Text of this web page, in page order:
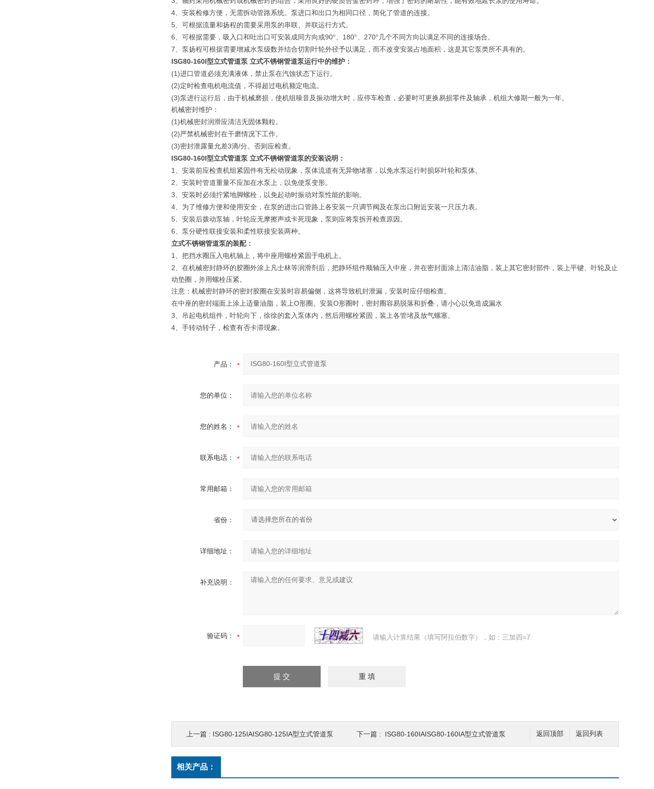
4、安装检修方便，无需拆动管路系统。泵进口和出口为相同口径，简化了管道的连接。
5、可根据流量和扬程的需要采用泵的串联、并联运行方式。
6、可根据需要，吸入口和吐出口可安装成同方向或90°、 180°、 270°几个不同方向以满足不同的连接场合。
7、泵扬程可根据需要增减水泵级数并结合切割叶轮外径予以满足，而不改变安装占地面积，这是其它泵类所不具有的。
ISG80-160I型立式管道泵 立式不锈钢管道泵运行中的维护：
(1)进口管道必须充满液体，禁止泵在汽蚀状态下运行。
(2)定时检查电机电流值，不得超过电机额定电流。
(3)泵进行运行后，由于机械磨损，使机组噪音及振动增大时，应停车检查，必要时可更换易损零件及轴承，机组大修期一般为一年。
机械密封维护：
(1)机械密封润滑应清洁无固体颗粒。
(2)严禁机械密封在干磨情况下工作。
(3)密封泄露量允差3滴/分。否则应检查。
ISG80-160I型立式管道泵 立式不锈钢管道泵的安装说明：
1 、安装前应检查机组紧固件有无松动现象，泵体流道有无异物堵塞，以免水泵运行时损坏叶轮和泵体。
2、安装时管道重量不应加在水泵上，以免使泵变形。
3、安装时必须拧紧地脚螺栓，以免起动时振动对泵性能的影响。
4、为了维修方便和使用安全，在泵的进出口管路上各安装一只调节阀及在泵出口附近安装一只压力表。
5、安装后拨动泵轴，叶轮应无摩擦声或卡死现象，泵则应将泵拆开检查原因。
6、泵分硬性联接安装和柔性联接安装两种。
立式不锈钢管道泵的装配：
1 、把挡水圈压入电机轴上，将中座用螺栓紧固于电机上。
2、在机械密封静环的胶圈外涂上凡士林等润滑剂后，把静环组件顺轴压入中座，并在密封面涂上清洁油脂，装上其它密封部件，装上平键、叶轮及止
动垫圈，并用螺栓压紧。
注意：机械密封静环的密封胶圈在安装时容易偏侧，这将导致机封泄漏，安装时应仔细检查。
在中座的密封端面上涂上适量油脂，装上O形圈。安装O形圈时，密封圈容易脱落和折叠，请小心以免造成漏水
3、吊起电机组件，叶轮向下，徐徐的套入泵体内，然后用螺栓紧固，装上各管堵及放气螺塞。
4、手转动转子，检查有否卡滞现象。
产品：
您的单位：
您的姓名：
联系电话：
常用邮箱：
省份：
详细地址：
补充说明：
验证码： 请输入计算结果（填写阿拉伯数字），如：三加四=7
返回列表
返回顶部
上一篇 : ISG80-125IAISG80-125IA型立式管道泵 下一篇 : ISG80-160IAISG80-160IA型立式管道泵
相关产品：